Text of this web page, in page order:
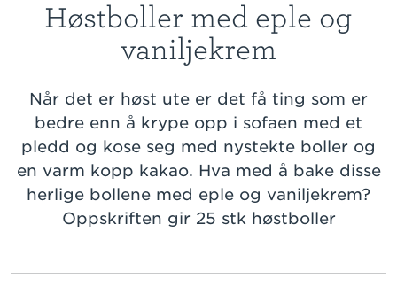
Høstboller med eple og
vaniljekrem
Når det er høst ute er det få ting som er
bedre enn å krype opp i sofaen med et
pledd og kose seg med nystekte boller og
en varm kopp kakao. Hva med å bake disse
herlige bollene med eple og vaniljekrem?
Oppskriften gir 25 stk høstboller